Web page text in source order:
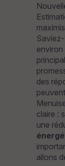
environ
des
claire :
une
allons